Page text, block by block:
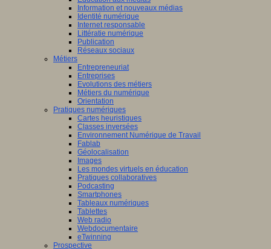
Information et nouveaux médias
Identité numérique
Internet responsable
Littératie numérique
Publication
Réseaux sociaux
Métiers
Entrepreneuriat
Entreprises
Evolutions des métiers
Métiers du numérique
Orientation
Pratiques numériques
Cartes heuristiques
Classes inversées
Environnement Numérique de Travail
Fablab
Géolocalisation
Images
Les mondes virtuels en éducation
Pratiques collaboratives
Podcasting
Smartphones
Tableaux numériques
Tablettes
Web radio
Webdocumentaire
eTwinning
Prospective